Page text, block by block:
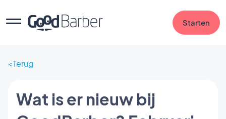
Starten
Terug
Wat is er nieuw bij